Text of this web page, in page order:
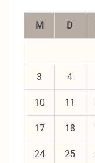
M
D
3 4
10 11
17 18
24 25